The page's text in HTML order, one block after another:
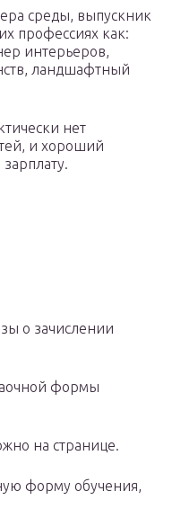
среды, выпускник
профессиях как:
интерьеров,
ландшафтный
нет
и хороший
о зачислении
формы
на странице.
форму обучения,